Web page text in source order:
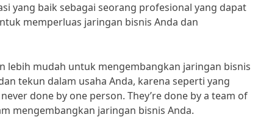
yang baik sebagai seorang profesional yang dapat
memperluas jaringan bisnis Anda dan
lebih mudah untuk mengembangkan jaringan bisnis
tekun dalam usaha Anda, karena seperti yang
done by one person. They’re done by a team of
mengembangkan jaringan bisnis Anda.